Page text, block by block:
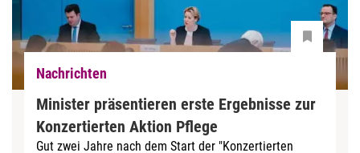
Nachrichten
Minister präsentieren erste Ergebnisse zur
Konzertierten Aktion Pflege
Gut zwei Jahre nach dem Start der "Konzertierten